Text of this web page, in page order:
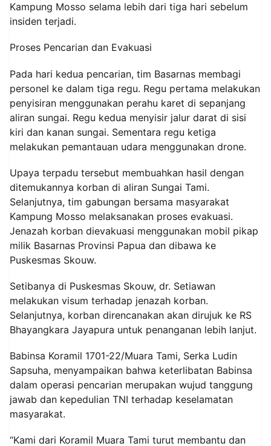
Kampung Mosso selama lebih dari tiga hari sebelum
insiden terjadi.
Proses Pencarian dan Evakuasi
Pada hari kedua pencarian, tim Basarnas membagi
personel ke dalam tiga regu. Regu pertama melakukan
penyisiran menggunakan perahu karet di sepanjang
aliran sungai. Regu kedua menyisir jalur darat di sisi
kiri dan kanan sungai. Sementara regu ketiga
melakukan pemantauan udara menggunakan drone.
Upaya terpadu tersebut membuahkan hasil dengan
ditemukannya korban di aliran Sungai Tami.
Selanjutnya, tim gabungan bersama masyarakat
Kampung Mosso melaksanakan proses evakuasi.
Jenazah korban dievakuasi menggunakan mobil pikap
milik Basarnas Provinsi Papua dan dibawa ke
Puskesmas Skouw.
Setibanya di Puskesmas Skouw, dr. Setiawan
melakukan visum terhadap jenazah korban.
Selanjutnya, korban direncanakan akan dirujuk ke RS
Bhayangkara Jayapura untuk penanganan lebih lanjut.
Babinsa Koramil 1701-22/Muara Tami, Serka Ludin
Sapsuha, menyampaikan bahwa keterlibatan Babinsa
dalam operasi pencarian merupakan wujud tanggung
jawab dan kepedulian TNI terhadap keselamatan
masyarakat.
“Kami dari Koramil Muara Tami turut membantu dan